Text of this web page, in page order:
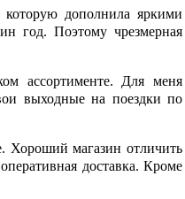
дополнила яркими
год. Поэтому чрезмерная
ассортименте. Для меня
выходные на поездки по
Хороший магазин отличить
доставка. Кроме